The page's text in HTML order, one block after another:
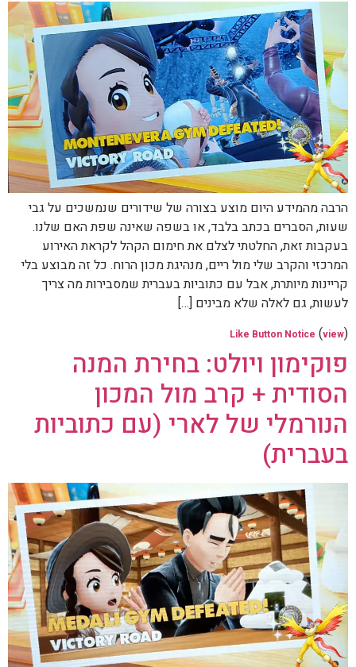
הרבה מהמידע היום מוצע בצורה של שידורים שנמשכים על גבי
שעות, הסברים בכתב בלבד, או בשפה שאינה שפת האם שלנו.
בעקבות זאת, החלטתי לצלם את חימום הקהל לקראת האירוע
המרכזי והקרב שלי מול ריים, מנהיגת מכון הרוח. כל זה מבוצע בלי
קריינות מיותרת, אבל עם כתוביות בעברית שמסבירות מה צריך
לעשות, גם לאלה שלא מבינים […]
Like Button Notice (view)
פוקימון ויולט: בחירת המנה
הסודית + קרב מול המכון
הנורמלי של לארי (עם כתוביות
בעברית)